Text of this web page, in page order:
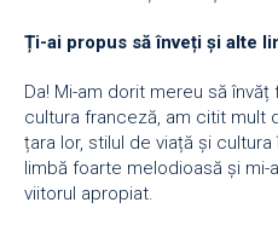
Ți-ai propus să înveți și alte
Da! Mi-am dorit mereu să
cultura franceză, am citit mult
țara lor, stilul de viață și
limbă foarte melodioasă și mi-
viitorul apropiat.